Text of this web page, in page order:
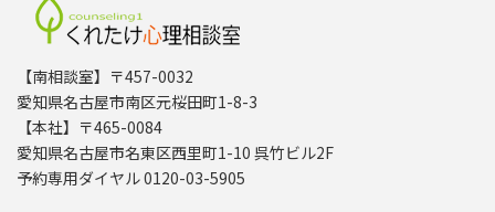
【南相談室】〒457-0032
愛知県名古屋市南区元桜田町1-8-3
【本社】〒465-0084
愛知県名古屋市名東区西里町1-10 呉竹ビル2F
予約専用ダイヤル 0120-03-5905